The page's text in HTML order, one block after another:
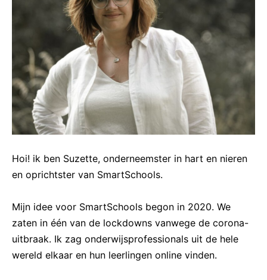
Hoi! ik ben Suzette, onderneemster in hart en nieren
en oprichtster van SmartSchools.
Mijn idee voor SmartSchools begon in 2020. We
zaten in één van de lockdowns vanwege de corona-
uitbraak. Ik zag onderwijsprofessionals uit de hele
wereld elkaar en hun leerlingen online vinden.